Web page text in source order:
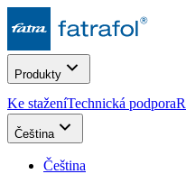
Produkty
Ke staženíTechnická podpora
Čeština
Čeština